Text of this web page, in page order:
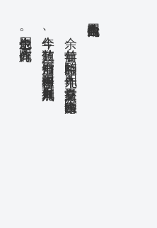
余 廿年前、相師監曰、年四十九、當春夏之交、應獲疾隕命。
今年、値其数、自知不可逭。何圖禄料未盡。無事到九月六日。
則余生辰也。因有此作。